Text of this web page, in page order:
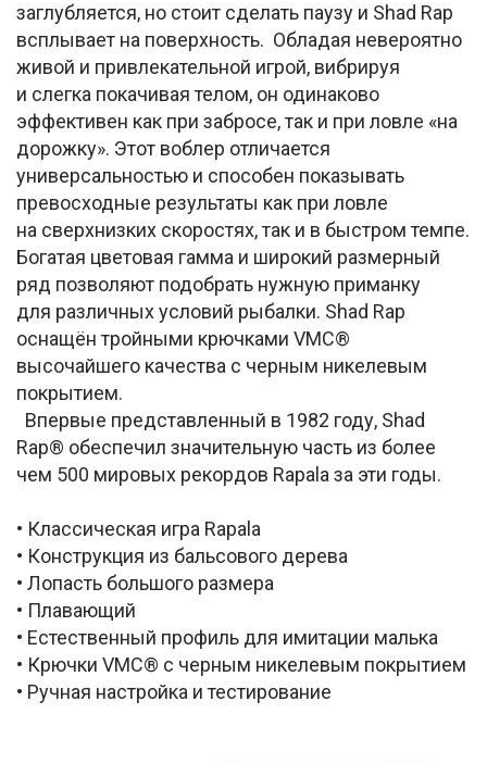
заглубляется, но стоит сделать паузу и Shad Rap
всплывает на поверхность. Обладая невероятно
живой и привлекательной игрой, вибрируя
и слегка покачивая телом, он одинаково
эффективен как при забросе, так и при ловле «на
дорожку». Этот воблер отличается
универсальностью и способен показывать
превосходные результаты как при ловле
на сверхнизких скоростях, так и в быстром темпе.
Богатая цветовая гамма и широкий размерный
ряд позволяют подобрать нужную приманку
для различных условий рыбалки. Shad Rap
оснащён тройными крючками VMC®
высочайшего качества с черным никелевым
покрытием.
Впервые представленный в 1982 году, Shad
Rap® обеспечил значительную часть из более
чем 500 мировых рекордов Rapala за эти годы.
• Классическая игра Rapala
• Конструкция из бальсового дерева
• Лопасть большого размера
• Плавающий
• Естественный профиль для имитации малька
• Крючки VMC® с черным никелевым покрытием
• Ручная настройка и тестирование